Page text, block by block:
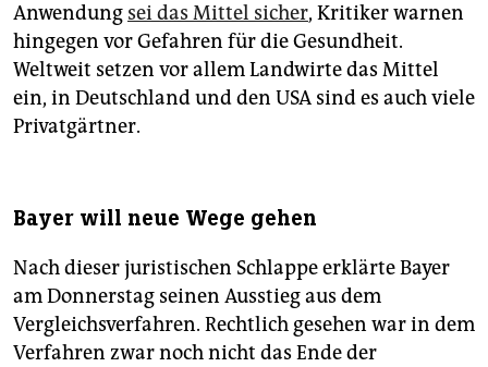
Anwendung sei das Mittel sicher, Kritiker warnen
hingegen vor Gefahren für die Gesundheit.
Weltweit setzen vor allem Landwirte das Mittel
ein, in Deutschland und den USA sind es auch viele
Privatgärtner.
Bayer will neue Wege gehen
Nach dieser juristischen Schlappe erklärte Bayer
am Donnerstag seinen Ausstieg aus dem
Vergleichsverfahren. Rechtlich gesehen war in dem
Verfahren zwar noch nicht das Ende der